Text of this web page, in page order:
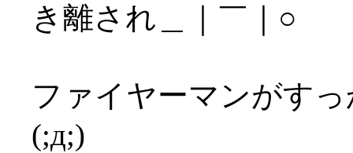
き離され＿｜￣｜○
ファイヤーマンがす
(;д;)